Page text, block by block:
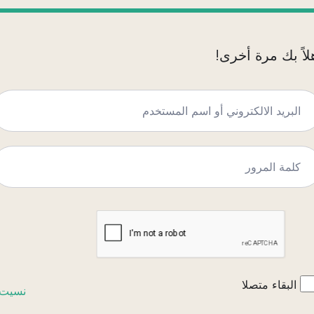
بك مرة أخرى!
البقاء متصلا